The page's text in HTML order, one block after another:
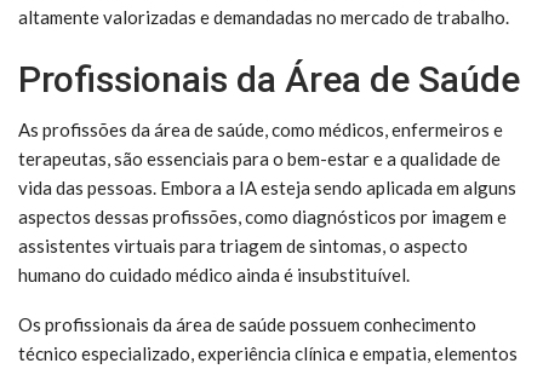
altamente valorizadas e demandadas no mercado de trabalho.
Profissionais da Área de Saúde
As profissões da área de saúde, como médicos, enfermeiros e
terapeutas, são essenciais para o bem-estar e a qualidade de
vida das pessoas. Embora a IA esteja sendo aplicada em alguns
aspectos dessas profissões, como diagnósticos por imagem e
assistentes virtuais para triagem de sintomas, o aspecto
humano do cuidado médico ainda é insubstituível.
Os profissionais da área de saúde possuem conhecimento
técnico especializado, experiência clínica e empatia, elementos